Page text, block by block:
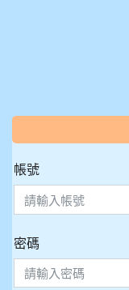
:::
帳號
密碼